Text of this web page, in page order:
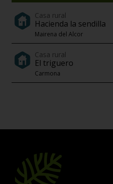
Casa rural
Hacienda la sendilla
Mairena del Alcor
Casa rural
El triguero
Carmona